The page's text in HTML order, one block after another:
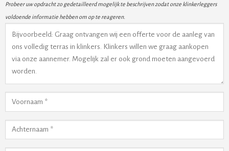
Probeer uw opdracht zo gedetailleerd mogelijk te beschrijven zodat onze klinkerleggers
voldoende informatie hebben om op te reageren.